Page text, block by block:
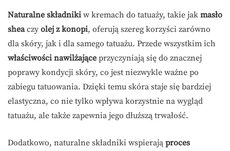
Naturalne składniki w kremach do tatuaży, takie jak masło
sheaczy olej z konopi, oferują szereg korzyści zarówno
dla skóry, jak i dla samego tatuażu. Przede wszystkim ich
właściwości nawilżające przyczyniają się do znacznej
poprawy kondycji skóry, co jest niezwykle ważne po
zabiegu tatuowania. Dzięki temu skóra staje się bardziej
elastyczna, co nie tylko wpływa korzystnie na wygląd
tatuażu, ale także zapewnia jego dłuższą trwałość.
Dodatkowo, naturalne składniki wspierają proces